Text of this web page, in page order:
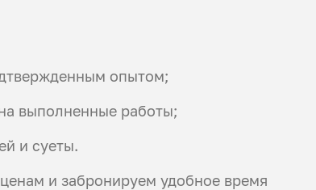
опытом;
выполненные работы;
и суеты.
и забронируем удобное время